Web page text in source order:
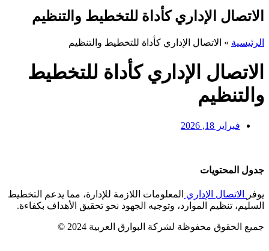
الاتصال الإداري كأداة للتخطيط والتنظيم
الرئيسية » الاتصال الإداري كأداة للتخطيط والتنظيم
الاتصال الإداري كأداة للتخطيط
والتنظيم
فبراير 18, 2026
جدول المحتويات
يوفر الاتصال الإداري المعلومات اللازمة للإدارة، مما يدعم التخطيط
السليم، تنظيم الموارد، وتوجيه الجهود نحو تحقيق الأهداف بكفاءة.
جميع الحقوق محفوظة لشركة البوارق العربية 2024 ©